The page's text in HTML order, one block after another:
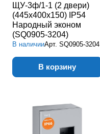
ЩУ-3ф/1-1 (2 двери)
(445х400х150) IP54
Народный эконом
(SQ0905-3204)
В наличииАрт. SQ0905-3204
В корзину